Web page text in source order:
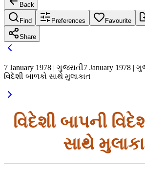
Back
Find Preferences Favourite
Share
7 January 1978 | ગુજરાતી7 January 1978 |
વિદેશી બાળકો સાથે મુલાકાત
વિદેશી બાપની
સાથે